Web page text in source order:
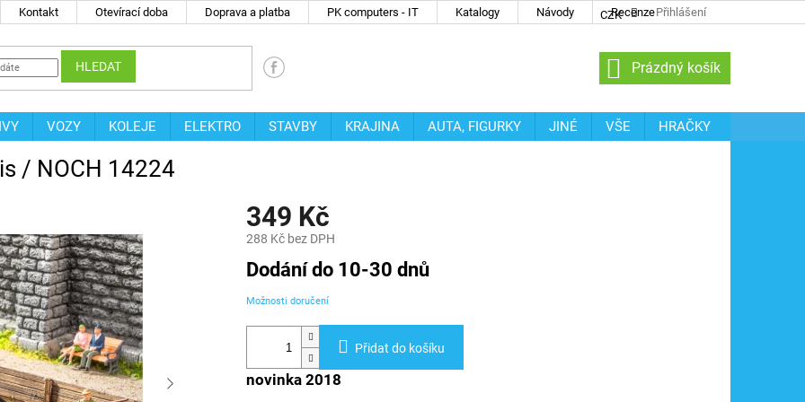
Kontakt Otevírací doba Doprava a platba PK computers - IT Katalogy Návody Recenze
CZK Přihlášení
HLEDAT
NÁKUPNÍ
KOŠÍK
Prázdný košík
VOZY KOLEJE ELEKTRO STAVBY KRAJINA AUTA, FIGURKY JINÉ VŠE
HRAČKY
/ NOCH 14224
349 Kč
288 Kč bez DPH
Měrná
cena:
Dodání do 10-30 dnů
Možnosti doručení
Přidat do košíku
novinka 2018